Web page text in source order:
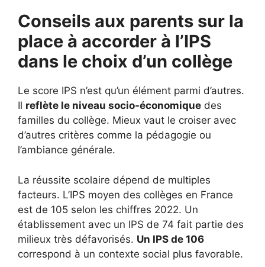
Conseils aux parents sur la
place à accorder à l’IPS
dans le choix d’un collège
Le score IPS n’est qu’un élément parmi d’autres.
Il reflète le niveau socio-économique des
familles du collège. Mieux vaut le croiser avec
d’autres critères comme la pédagogie ou
l’ambiance générale.
La réussite scolaire dépend de multiples
facteurs. L’IPS moyen des collèges en France
est de 105 selon les chiffres 2022. Un
établissement avec un IPS de 74 fait partie des
milieux très défavorisés. Un IPS de 106
correspond à un contexte social plus favorable.